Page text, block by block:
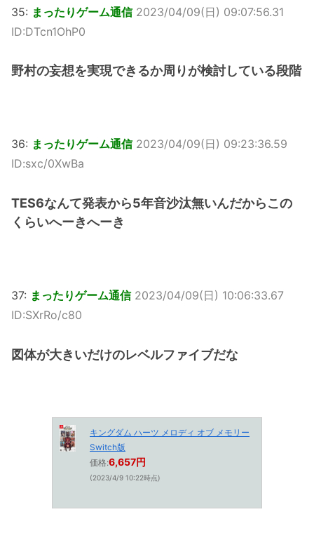
35: まったりゲーム通信 2023/04/09(日) 09:07:56.31
ID:DTcn1OhP0
野村の妄想を実現できるか周りが検討している段階
36: まったりゲーム通信 2023/04/09(日) 09:23:36.59
ID:sxc/0XwBa
TES6なんて発表から5年音沙汰無いんだからこの
くらいへーきへーき
37: まったりゲーム通信 2023/04/09(日) 10:06:33.67
ID:SXrRo/c80
図体が大きいだけのレベルファイブだな
キングダム ハーツ メロディ オブ メモリー
Switch版
価格:6,657円
(2023/4/9 10:22時点)